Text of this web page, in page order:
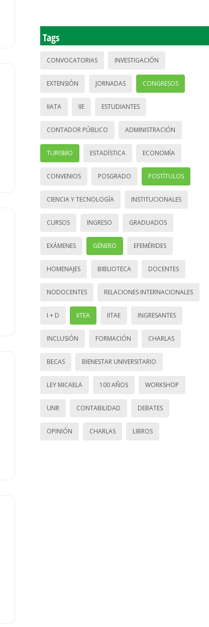
Tags
CONVOCATORIAS INVESTIGACIÓN
EXTENSIÓN JORNADAS CONGRESOS
IIATA IIE ESTUDIANTES
CONTADOR PÚBLICO ADMINISTRACIÓN
TURISMO ESTADÍSTICA ECONOMÍA
CONVENIOS POSGRADO POSTÍTULOS
CIENCIA Y TECNOLOGÍA INSTITUCIONALES
CURSOS INGRESO GRADUADOS
EXÁMENES GÉNERO EFEMÉRIDES
HOMENAJES BIBLIOTECA DOCENTES
NODOCENTES RELACIONES INTERNACIONALES
I + D IITEA IITAE INGRESANTES
INCLUSIÓN FORMACIÓN CHARLAS
BECAS BIENESTAR UNIVERSITARIO
LEY MICAELA 100 AÑOS WORKSHOP
UNR CONTABILIDAD DEBATES
OPINIÓN CHARLAS LIBROS